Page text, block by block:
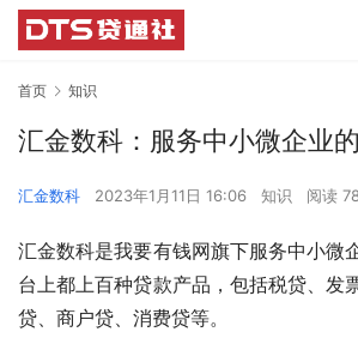
首页 知识
汇金数科：服务中小微企业
汇金数科 2023年1月11日 16:06 知识 阅读
汇金数科是我要有钱网旗下服务中小微
台上都上百种贷款产品，包括税贷、发
贷、商户贷、消费贷等。